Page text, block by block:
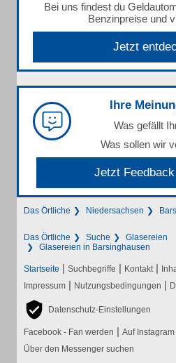
Bei uns findest du
Benzinpreise und
Jetzt
Ihre
Was gefällt
Was sollen wir
Jetzt
Das Örtliche Niedersachsen
Das Örtliche Suche
Glasereien
Glasereien in Barsinghausen
Startseite | Suchbegriffe | Kontakt |
Impressum | Nutzungsbedingungen |
Datenschutz-Einstellungen
Facebook - Fan werden | Auf
Über den Messenger suchen